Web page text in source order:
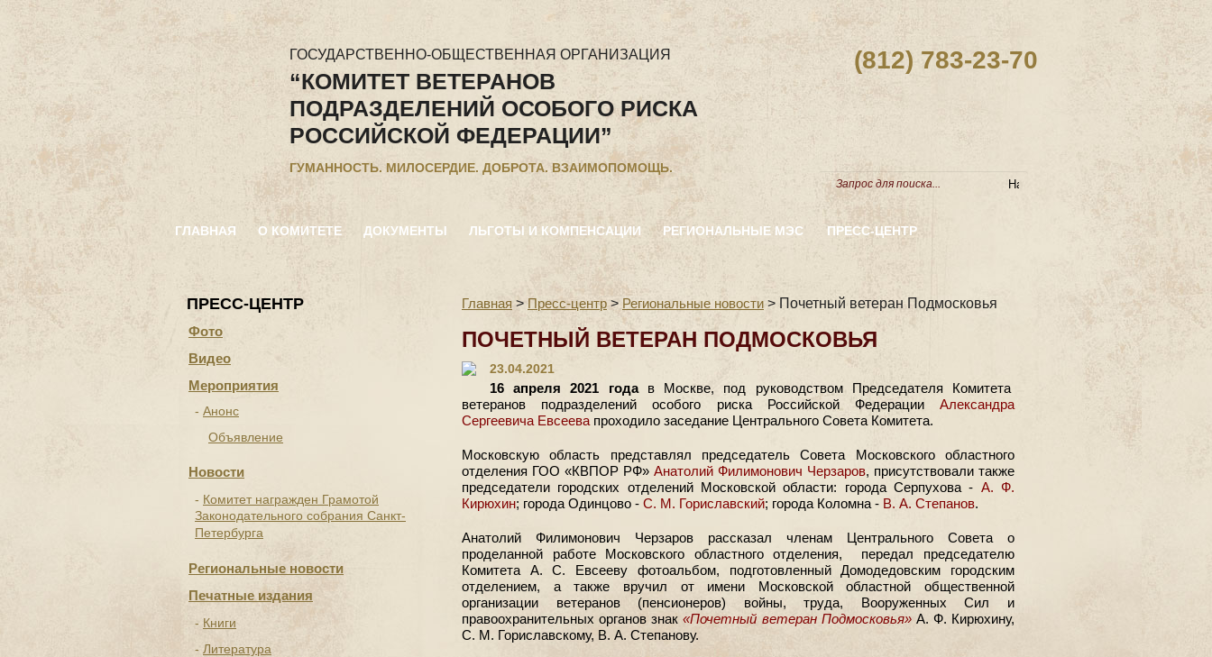
ГОСУДАРСТВЕННО-ОБЩЕСТВЕННАЯ ОРГАНИЗАЦИЯ
“КОМИТЕТ ВЕТЕРАНОВ
ПОДРАЗДЕЛЕНИЙ ОСОБОГО РИСКА
РОССИЙСКОЙ ФЕДЕРАЦИИ”
ГУМАННОСТЬ. МИЛОСЕРДИЕ. ДОБРОТА. ВЗАИМОПОМОЩЬ.
(812) 783-23-70
ГЛАВНАЯ О КОМИТЕТЕ ДОКУМЕНТЫ ЛЬГОТЫ И КОМПЕНСАЦИИ РЕГИОНАЛЬНЫЕ МЭС ПРЕСС-ЦЕНТР
ПРЕСС-ЦЕНТР
Фото
Видео
Мероприятия
Анонс
Объявление
Новости
Комитет награжден Грамотой
Законодательного собрания Санкт-
Петербурга
Региональные новости
Печатные издания
Книги
Литература
Главная > Пресс-центр > Региональные новости > Почетный ветеран Подмосковья
ПОЧЕТНЫЙ ВЕТЕРАН ПОДМОСКОВЬЯ
23.04.2021
16 апреля 2021 годав Москве, под руководством Председателя Комитета
ветеранов подразделений особого риска Российской Федерации Александра
Сергеевича Евсеева проходило заседание Центрального Совета Комитета.
Московскую область представлял председатель Совета Московского областного
отделения ГОО «КВПОР РФ» Анатолий Филимонович Черзаров, присутствовали также
председатели городских отделений Московской области: города Серпухова - А. Ф.
Кирюхин; города Одинцово - С. М. Гориславский; города Коломна - В. А. Степанов.
Анатолий Филимонович Черзаров рассказал членам Центрального Совета о
проделанной работе Московского областного отделения, передал председателю
Комитета А. С. Евсееву фотоальбом, подготовленный Домодедовским городским
отделением, а также вручил от имени Московской областной общественной
организации ветеранов (пенсионеров) войны, труда, Вооруженных Сил и
правоохранительных органов знак«Почетный ветеран Подмосковья»А. Ф. Кирюхину,
С. М. Гориславскому, В. А. Степанову.